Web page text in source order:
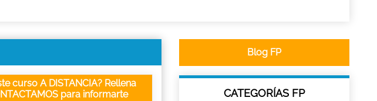
curso A DISTANCIA? Rellena
para informarte
Blog FP
CATEGORÍAS FP